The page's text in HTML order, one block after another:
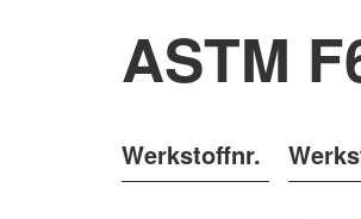
ASTM
Werkstoffnr.